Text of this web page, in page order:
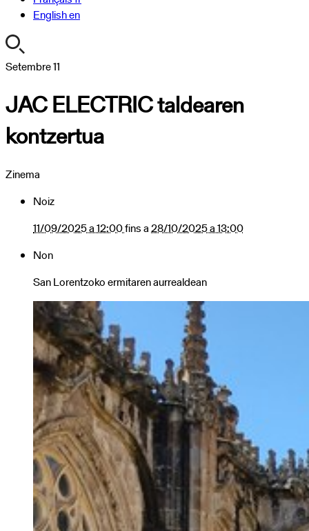
Englishen
https://turismoa.xn-
oati-
gqa.eus/ca/agenda/copy3_of_jac-
electric-
taldearen-
JAC
taldearen
kontzertua
09-
2025-
28T13:00:00+01:00
Lorem
consectetur
adipiscing
Vivamus
euismod
Setembre11
JAC ELECTRIC taldearen
kontzertua
Zinema
Noiz
11/09/2025 a 12:00fins a28/10/2025 a 13:00
Non
San Lorentzoko ermitaren aurrealdean